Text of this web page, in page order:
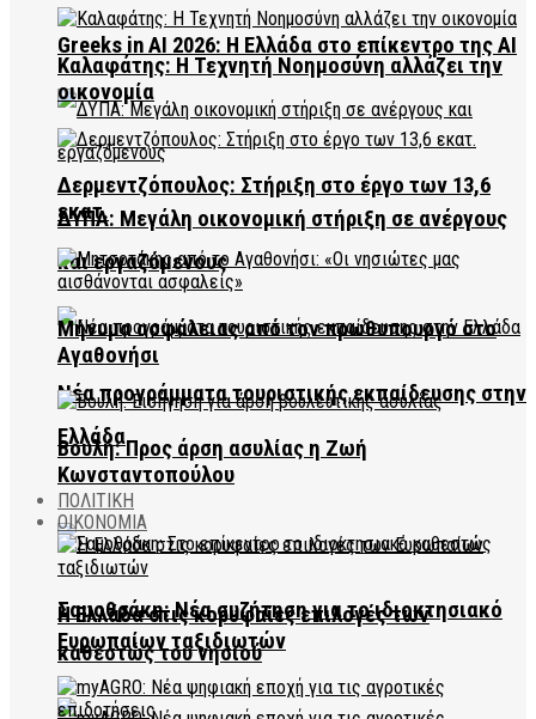
Greeks in AI 2026: Η Ελλάδα στο επίκεντρο της AI
ΔΥΠΑ: Μεγάλη οικονομική στήριξη σε ανέργους
και εργαζόμενους
Νέα προγράμματα τουριστικής εκπαίδευσης στην
Ελλάδα
ΠΟΛΙΤΙΚΗ
Σαμοθράκη: Νέα συζήτηση για το ιδιοκτησιακό
καθεστώς του νησιού
Καλαφάτης: Η Τεχνητή Νοημοσύνη αλλάζει την
οικονομία
Δερμεντζόπουλος: Στήριξη στο έργο των 13,6
εκατ.
Μήνυμα ασφάλειας από τον πρωθυπουργό στο
Αγαθονήσι
Βουλή: Προς άρση ασυλίας η Ζωή
Κωνσταντοπούλου
ΟΙΚΟΝΟΜΙΑ
Η Ελλάδα στις κορυφαίες επιλογές των
Ευρωπαίων ταξιδιωτών